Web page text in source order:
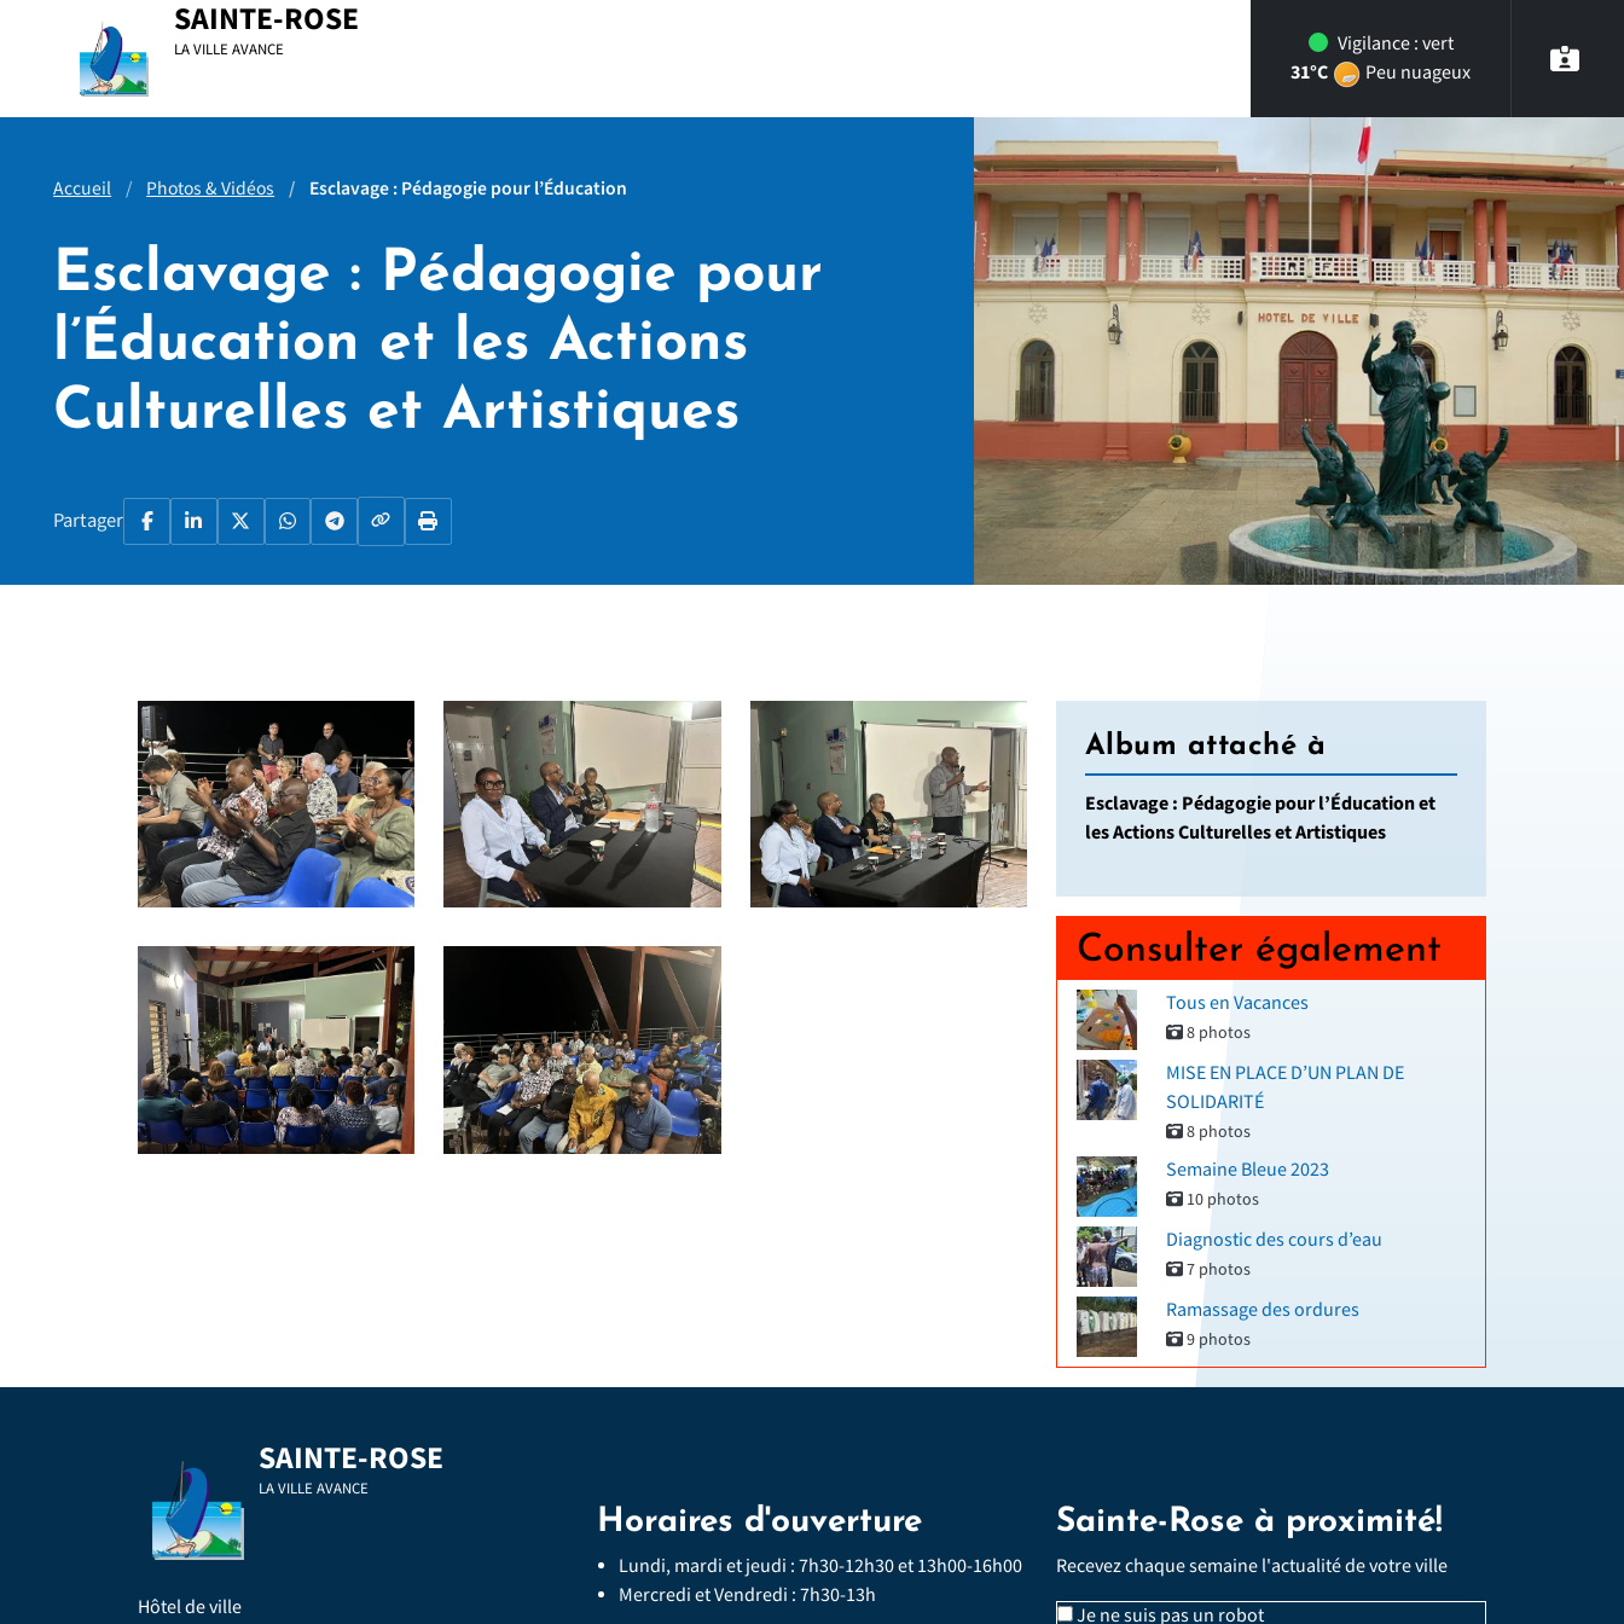
SAINTE-ROSE
LA VILLE AVANCE Vigilance :vert
31°C
Peu nuageux
Accueil Photos & Vidéos Esclavage : Pédagogie pour l’Éducation
Esclavage : Pédagogie pour
l’Éducation et les Actions
Culturelles et Artistiques
Partager FacebookLinkedIn
X WhatsAppTelegramCopier le lien
Imprimer la page
Album attaché à
Esclavage : Pédagogie pour l’Éducation et
les Actions Culturelles et Artistiques
Consulter également
Tous en Vacances
8 photos
MISE EN PLACE D’UN PLAN DE
SOLIDARITÉ
8 photos
Semaine Bleue 2023
10 photos
Diagnostic des cours d’eau
7 photos
Ramassage des ordures
9 photos
SAINTE-ROSE
LA VILLE AVANCE
Hôtel de ville
Horaires d'ouverture
Lundi, mardi et jeudi : 7h30-12h30 et 13h00-16h00
Mercredi et Vendredi : 7h30-13h
Sainte-Rose à proximité!
Recevez chaque semaine l'actualité de votre ville
Je ne suis pas un robotEmail